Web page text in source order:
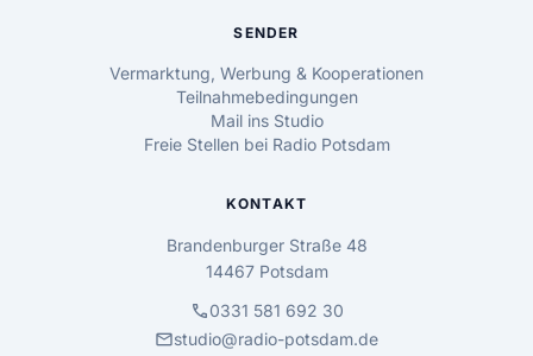
SENDER
Vermarktung, Werbung & Kooperationen
Teilnahmebedingungen
Mail ins Studio
Freie Stellen bei Radio Potsdam
KONTAKT
Brandenburger Straße 48
14467 Potsdam
call0331 581 692 30
mailstudio@radio-potsdam.de